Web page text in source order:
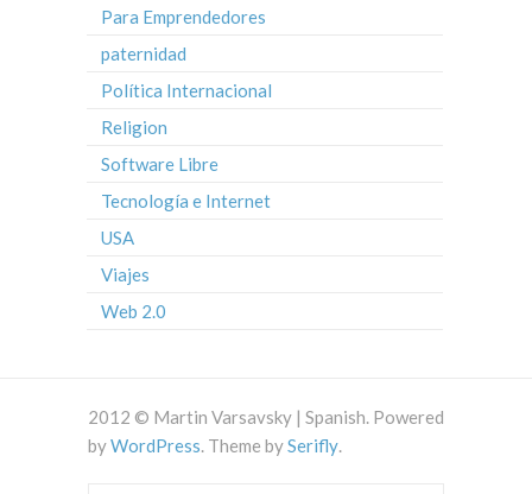
Para Emprendedores
paternidad
Política Internacional
Religion
Software Libre
Tecnología e Internet
USA
Viajes
Web 2.0
2012 © Martin Varsavsky | Spanish. Powered
byWordPress. Theme bySerifly.